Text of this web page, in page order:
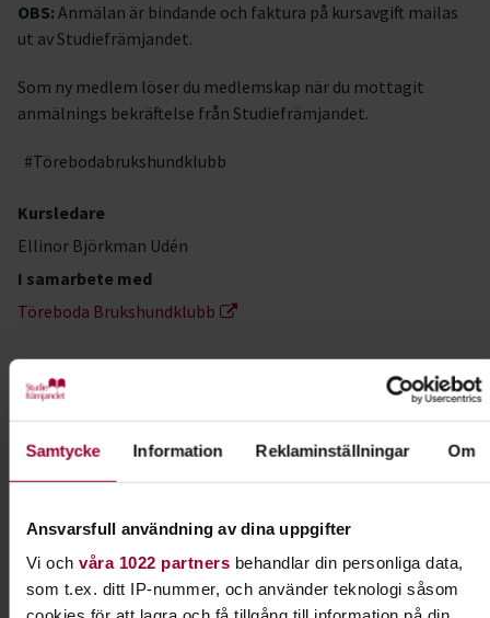
Samtycke Information Reklaminställningar Om
Ansvarsfull användning av dina uppgifter
Vi och våra 1022 partnersbehandlar din personliga data,
som t.ex. ditt IP-nummer, och använder teknologi såsom
OBS: Anmälan är bindande och faktura på kursavgift mailas
ut av Studiefrämjandet.
Som ny medlem löser du medlemskap när du mottagit
anmälnings bekräftelse från Studiefrämjandet.
#Törebodabrukshundklubb
Kursledare
Ellinor Björkman Udén
I samarbete med
Töreboda Brukshundklubb
Kontakt
Caroline Karlqvist
Folkbildningsutvecklare,
Skicka e-post
0510-77 90 45